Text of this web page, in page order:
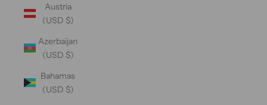
Austria
(USD $)
Azerbaijan
(USD $)
Bahamas
(USD $)